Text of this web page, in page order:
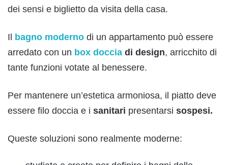
dei sensi e biglietto da visita della casa.
Il bagno moderno di un appartamento può essere
arredato con un box doccia di design, arricchito di
tante funzioni votate al benessere.
Per mantenere un’estetica armoniosa, il piatto deve
essere filo doccia e i sanitari presentarsi sospesi.
Queste soluzioni sono realmente moderne: